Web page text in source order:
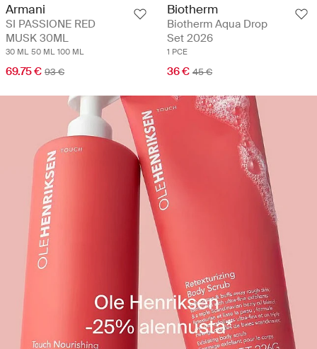
Armani
SI PASSIONE RED
MUSK 30ML
30 ML 50 ML 100 ML
69.75 € 93 €
Biotherm
Biotherm Aqua Drop
Set 2026
1 PCE
36 € 45 €